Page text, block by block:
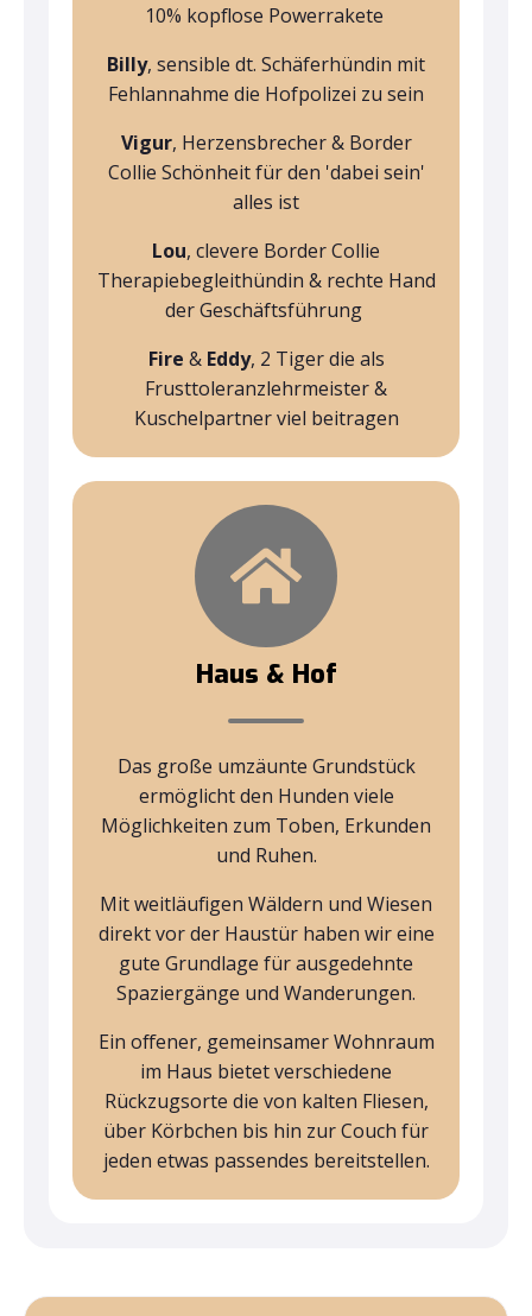
10% kopflose Powerrakete
Billy, sensible dt. Schäferhündin mit
Fehlannahme die Hofpolizei zu sein
Vigur, Herzensbrecher & Border
Collie Schönheit für den 'dabei sein'
alles ist
Lou, clevere Border Collie
Therapiebegleithündin & rechte Hand
der Geschäftsführung
Fire & Eddy, 2 Tiger die als
Frusttoleranzlehrmeister &
Kuschelpartner viel beitragen
Haus & Hof
Das große umzäunte Grundstück
ermöglicht den Hunden viele
Möglichkeiten zum Toben, Erkunden
und Ruhen.
Mit weitläufigen Wäldern und Wiesen
direkt vor der Haustür haben wir eine
gute Grundlage für ausgedehnte
Spaziergänge und Wanderungen.
Ein offener, gemeinsamer Wohnraum
im Haus bietet verschiedene
Rückzugsorte die von kalten Fliesen,
über Körbchen bis hin zur Couch für
jeden etwas passendes bereitstellen.